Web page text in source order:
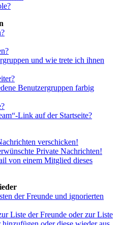
und wie trete ich ihnen
Benutzergruppen farbig
Link auf der Startseite?
verschicken!
Private Nachrichten!
von einem Mitglied dieses
der Freunde und ignorierten
Liste der Freunde oder zur Liste